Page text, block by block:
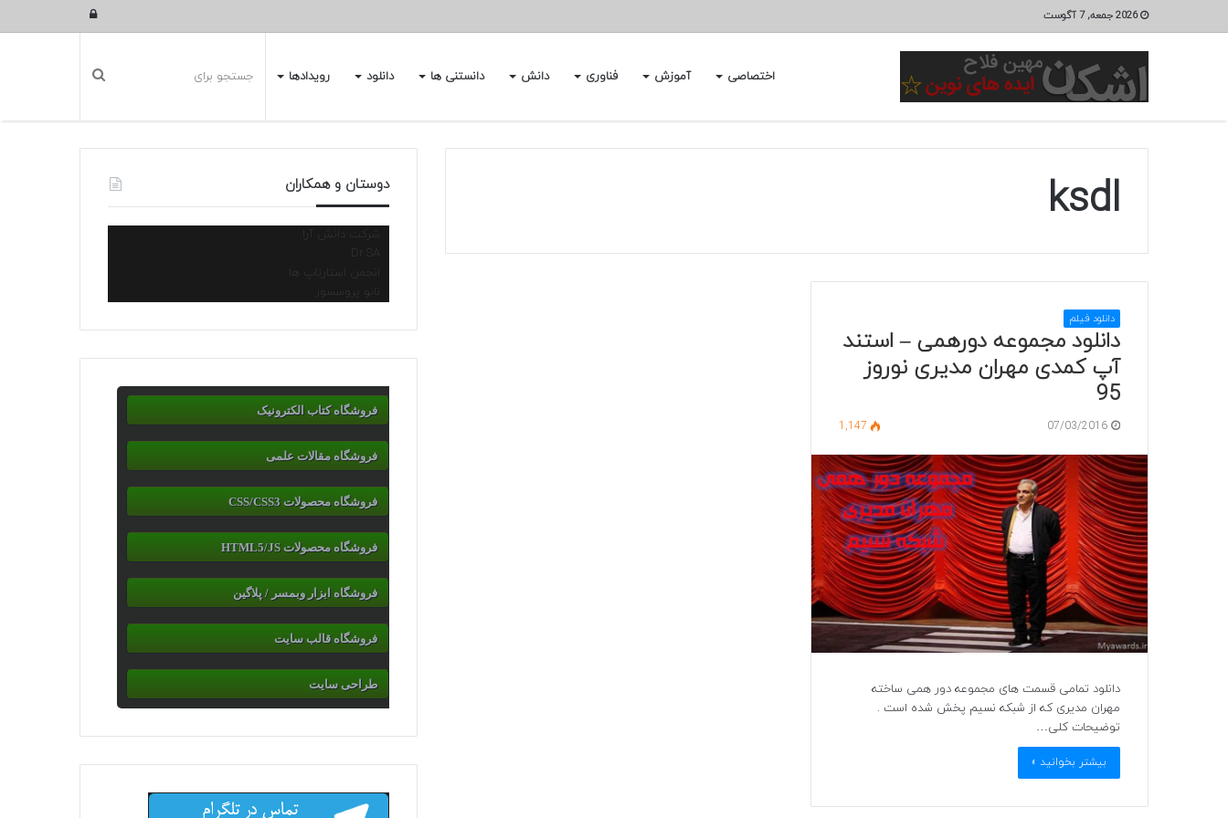
2026 جمعه, 7 آگوست ورود
اختصاصی آموزش فناوری دانش دانستنی ها دانلود رویدادها
ksdl
دانلود فیلم
دانلود مجموعه دورهمی – استند
آپ کمدی مهران مدیری نوروز
95
07/03/2016
1,147
دانلود تمامی قسمت های مجموعه دور همی ساخته
مهران مدیری که از شبکه نسیم پخش شده است .
توضیحات کلی…
بیشتر بخوانید »
دوستان و همکاران
شرکت دانش آرا
انجمن استارتاپ ها
نانو پروسسور
فروشگاه کتاب الکترونیک
فروشگاه مقالات علمی
فروشگاه محصولات CSS/CSS3
فروشگاه محصولات HTML5/JS
فروشگاه ابزار وبمسر / پلاگین
فروشگاه قالب سایت
طراحی سایت